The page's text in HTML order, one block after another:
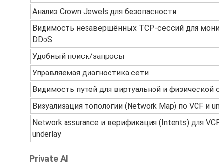
Анализ Crown Jewels для безопасности
Видимость незавершённых TCP-сессий для
DDoS
Удобный поиск/запросы
Управляемая диагностика сети
Видимость путей для виртуальной и физической
Визуализация топологии (Network Map) по VCF и
Network assurance и верификация (Intents) для
underlay
Private AI